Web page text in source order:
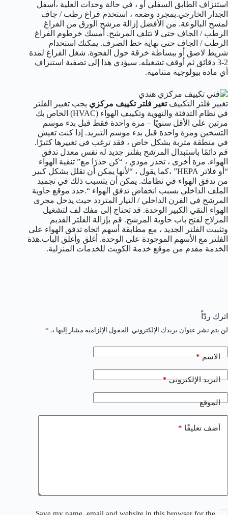
استنزاف الطابق السفلي أو ، في حالة وحدات العلية ،أسفل
الجدار الخارجي.بمجرد وضعه ، استخدم فراغ رطب / جاف
لمسح البالوعة. من الأفضل إزالة مرشح الورق من الفراغ
الرطب / الجاف حتى لا تتلف المرشح. أمسك خرطوم الفراغ
الرطب / الجاف حتى نهاية خط الصرف. يمكنك استخدام
شريط لاصق أو ببساطة خرقة حول الفجوة. شغل الفراغ لمدة
2-3 دقائق ثم أوقف تشغيله. سيؤدي هذا إلى تصفية استنزاف
أي مادة بيولوجية متنامية.
تغيير فلتر التكييفتغير فلتر تكييف مركزي يجب تغيير الفلتر
في نظام التدفئة والتهوية وتكييف الهواء (HVAC) الخاص بك
مرتين على الأقل سنويًا – مرة واحدة فقط قبل بدء موسم
التسخين ومرة واحدة قبل بدء موسم التبريد. إذا كنت تعيش
في منطقة متربة بشكل خاص ، فقد ترغب في تغييرها كثيرًا.
قم دائمًا باستبدال المرشح بفلتر جديد له نفس معدل تدفق
الهواء. مرة أخرى ، تحذر مودي ، “كن حذرًا مع” تنقية الهواء
“أو فلاتر HEPA” ،كما يقول ، “لأنها يمكن أن تقلل بشكل كبير
من تدفق الهواء في نظامك. يمكن أن يتسبب ذلك في تجميد
الملف الداخلي بسبب انخفاض تدفق الهواء “.حدد موقع حاوية
المرشح في الفرن الداخلي / التيار المتردد حيث يدخل مجرى
الهواء النقي الكبير الوحدة. قد تحتاج إلى مفك لف لتشغيل
المزلاج لفتح باب حاوية المرشح. قم بإزالة الفلتر القديم
وتثبيت الفلتر الجديد ، مع مطابقة أسهم اتجاه تدفق الهواء على
الفلتر مع الأسهم الموجودة على الوحدة. أغلق وأغلق الباب.هذة
الخدمة مقدم من موقع خدمة الكويت للخدمات المنزلية.
اترك ردّاً
لن يتم نشر عنوان بريدك الإلكتروني. الحقول الإلزامية مشار إليها بـ *
الاسم*
البريد الإلكتروني*
الموقع
أضف تعليقًا *